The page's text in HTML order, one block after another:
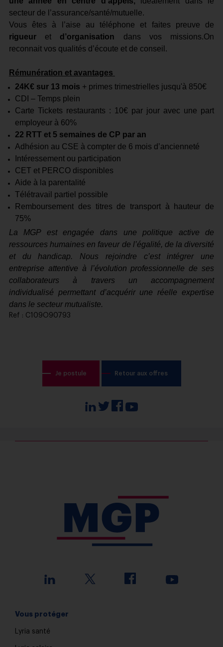
secteur de l’assurance/santé/mutuelle.
Vous êtes à l’aise au téléphone et faites preuve de
rigueuret d’organisation dans vos missions.On
reconnait vos qualités d’écoute et de conseil.
Rémunération et avantages
24K€ sur 13 mois + primes trimestrielles jusqu'à 850€
CDI – Temps plein
Carte Tickets restaurants : 10€ par jour avec une part
employeur à 60%
22 RTT et 5 semaines de CP par an
Adhésion au CSE à compter de 6 mois d’ancienneté
Intéressement ou participation
CET et PERCO disponibles
Aide à la parentalité
Télétravail partiel possible
Remboursement des titres de transport à hauteur de
75%
La MGP est engagée dans une politique active de
ressources humaines en faveur de l’égalité, de la diversité
et du handicap. Nous rejoindre c’est intégrer une
entreprise attentive à l’évolution professionnelle de ses
collaborateurs à travers un accompagnement
individualisé permettant d’acquérir une réelle expertise
dans le secteur mutualiste.
Ref : C109O90793
Je postule Retour aux offres
Vous protéger
Lyria santé